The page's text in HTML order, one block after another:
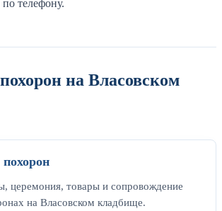
телефону.
на Власовском
церемония, товары и сопровождение
на Власовском кладбище.